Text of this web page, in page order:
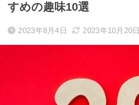
すめの趣味10選
2023年8月4日 2023年10月20日